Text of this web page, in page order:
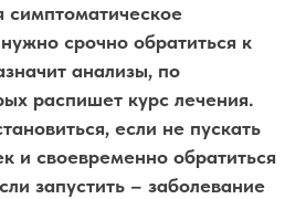
симптоматическое
срочно обратиться к
анализы, по
распишет курс лечения.
если не пускать
и своевременно обратиться
запустить – заболевание